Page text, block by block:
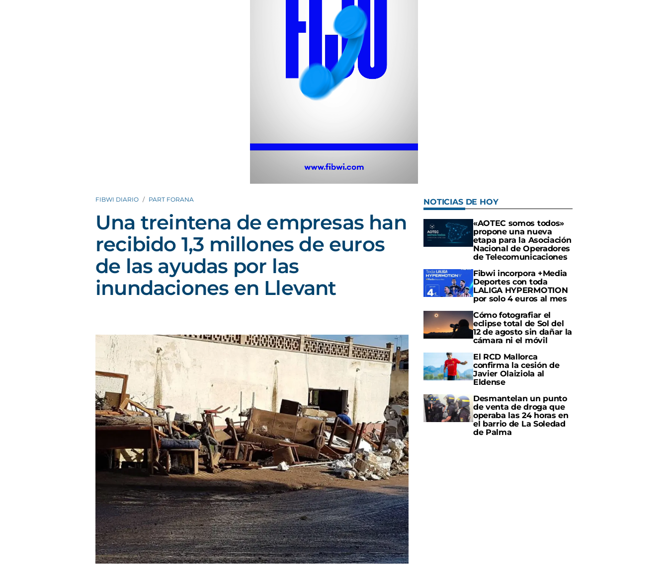
FIBWI DIARIO PART FORANA
Una treintena de empresas han
recibido 1,3 millones de euros
de las ayudas por las
inundaciones en Llevant
NOTICIAS DE HOY
«AOTEC somos todos»
propone una nueva
etapa para la Asociación
Nacional de Operadores
de Telecomunicaciones
Fibwi incorpora +Media
Deportes con toda
LALIGA HYPERMOTION
por solo 4 euros al mes
Cómo fotografiar el
eclipse total de Sol del
12 de agosto sin dañar la
cámara ni el móvil
El RCD Mallorca
confirma la cesión de
Javier Olaiziola al
Eldense
Desmantelan un punto
de venta de droga que
operaba las 24 horas en
el barrio de La Soledad
de Palma